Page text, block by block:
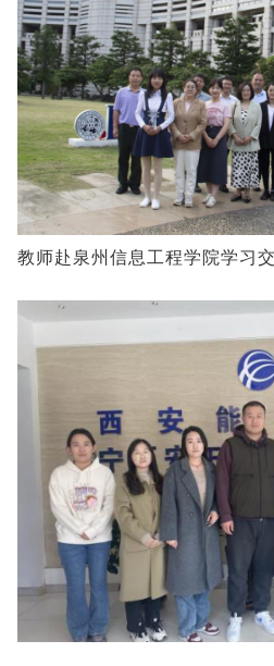
教师赴泉州信息工程学院学习